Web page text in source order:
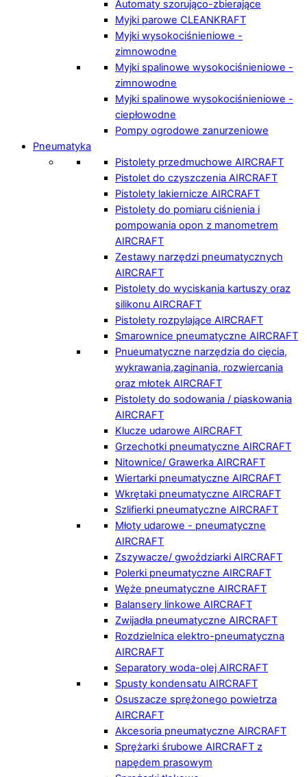
Automaty szorująco-zbierające
Myjki parowe CLEANKRAFT
Myjki wysokociśnieniowe -
zimnowodne
Myjki spalinowe wysokociśnieniowe -
zimnowodne
Myjki spalinowe wysokociśnieniowe -
ciepłowodne
Pompy ogrodowe zanurzeniowe
Pneumatyka
Pistolety przedmuchowe AIRCRAFT
Pistolet do czyszczenia AIRCRAFT
Pistolety lakiernicze AIRCRAFT
Pistolety do pomiaru ciśnienia i
pompowania opon z manometrem
AIRCRAFT
Zestawy narzędzi pneumatycznych
AIRCRAFT
Pistolety do wyciskania kartuszy oraz
silikonu AIRCRAFT
Pistolety rozpylające AIRCRAFT
Smarownice pneumatyczne AIRCRAFT
Pnueumatyczne narzędzia do cięcia,
wykrawania,zaginania, rozwiercania
oraz młotek AIRCRAFT
Pistolety do sodowania / piaskowania
AIRCRAFT
Klucze udarowe AIRCRAFT
Grzechotki pneumatyczne AIRCRAFT
Nitownice/ Grawerka AIRCRAFT
Wiertarki pneumatyczne AIRCRAFT
Wkrętaki pneumatyczne AIRCRAFT
Szlifierki pneumatyczne AIRCRAFT
Młoty udarowe - pneumatyczne
AIRCRAFT
Zszywacze/ gwoździarki AIRCRAFT
Polerki pneumatyczne AIRCRAFT
Węże pneumatyczne AIRCRAFT
Balansery linkowe AIRCRAFT
Zwijadła pneumatyczne AIRCRAFT
Rozdzielnica elektro-pneumatyczna
AIRCRAFT
Separatory woda-olej AIRCRAFT
Spusty kondensatu AIRCRAFT
Osuszacze sprężonego powietrza
AIRCRAFT
Akcesoria pneumatyczne AIRCRAFT
Sprężarki śrubowe AIRCRAFT z
napędem prasowym